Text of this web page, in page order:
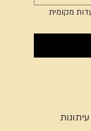
אני מאשר.ת קבלת תוכן ועדכונים מעדות מקומית